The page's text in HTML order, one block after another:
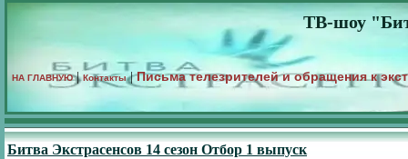
ТВ-шоу
НА ГЛАВНУЮ|Контакты|Письма телезрителей и обращения к
Битва Экстрасенсов 14 сезон Отбор 1 выпуск